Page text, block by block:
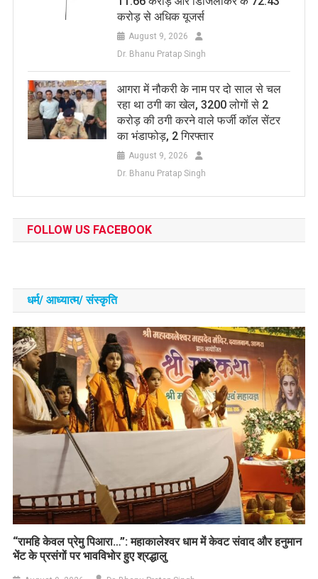
करोड़ से अधिक यूजर्स
August 9, 2026
Dr. Bhanu Pratap Singh
आगरा में नौकरी के नाम पर दो साल से चल
रहा था ठगी का खेल, 3200 लोगों से 2
करोड़ की ठगी करने वाले फर्जी कॉल सेंटर
का भंडाफोड़, 2 गिरफ्तार
August 9, 2026
Dr. Bhanu Pratap Singh
FOLLOW US FACEBOOK
धर्म/ आध्‍यात्‍म/ संस्‍कृति
​“रामहि केवल प्रेमु पिआरा…”: महाकालेश्वर धाम में केवट संवाद और हनुमान
भेंट के प्रसंगों पर भावविभोर हुए श्रद्धालु